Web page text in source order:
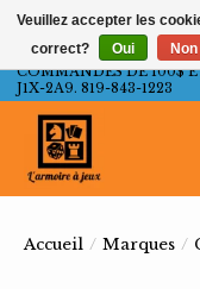
LIVRAISON GRATUITE
COMMANDES DE 100$
J1X-2A9. 819-843-1223
Accueil / Marques /
Veuillez accepter les
correct?
Oui Non